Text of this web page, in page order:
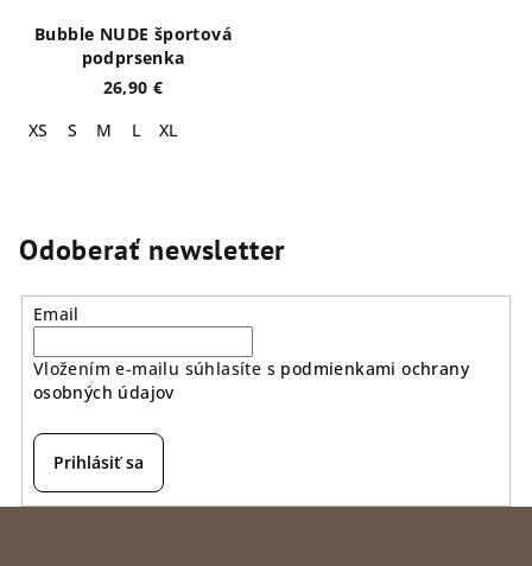
Bubble NUDE športová
podprsenka
26,90 €
XS
S M L XL
Odoberať newsletter
Email
Vložením e-mailu súhlasíte s podmienkami ochrany
osobných údajov
Prihlásiť sa